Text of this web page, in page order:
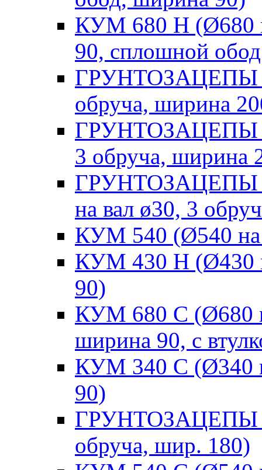
КУМ 680 Н (Ø680
90, сплошной
ГРУНТОЗАЦЕПЫ Н
обруча, ширина
ГРУНТОЗАЦЕПЫ Н
3 обруча, ширина
ГРУНТОЗАЦЕПЫ
на вал ø30, 3
КУМ 540 (Ø540 на
КУМ 430 Н (Ø430
90)
КУМ 680 С (Ø680
ширина 90, с
КУМ 340 С (Ø340
90)
ГРУНТОЗАЦЕПЫ С
обруча, шир. 180)